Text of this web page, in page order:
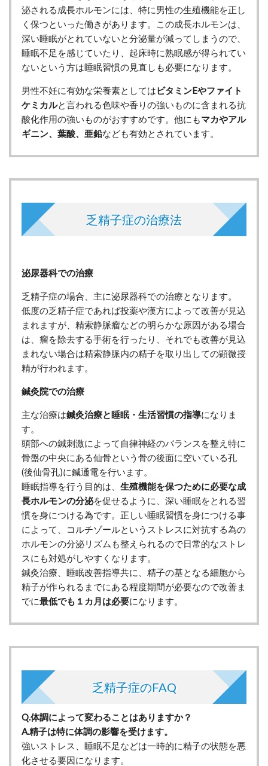
泌される成長ホルモンには、特に男性の生殖機能を正し
く保つといった働きがあります。この成長ホルモンは、
深い睡眠がとれていないと分泌量が減ってしまうので、
睡眠不足を感じていたり、起床時に熟眠感が得られてい
ないという方は睡眠習慣の見直しも必要になります。
男性不妊に有効な栄養素としてはビタミンEやファイト
ケミカルと言われる色味や香りの強いものに含まれる抗
酸化作用の強いものがおすすめです。他にもマカやアル
ギニン、葉酸、亜鉛なども有効とされています。
乏精子症の治療法
泌尿器科での治療
乏精子症の場合、主に泌尿器科での治療となります。
低度の乏精子症であれば投薬や漢方によって改善が見込
まれますが、精索静脈瘤などの明らかな原因がある場合
は、瘤を除去する手術を行ったり、それでも改善が見込
まれない場合は精索静脈内の精子を取り出しての顕微授
精が行われます。
鍼灸院での治療
主な治療は鍼灸治療と睡眠・生活習慣の指導になりま
す。
頭部への鍼刺激によって自律神経のバランスを整え特に
骨盤の中央にある仙骨という骨の後面に空いている孔
(後仙骨孔)に鍼通電を行います。
睡眠指導を行う目的は、 生殖機能を保つために必要な成
長ホルモンの分泌を促せるように、深い睡眠をとれる習
慣を身につける為です。正しい睡眠習慣を身につける事
によって、コルチゾールというストレスに対抗する為の
ホルモンの分泌リズムも整えられるので日常的なストレ
スにも対処がしやすくなります。
鍼灸治療、睡眠改善指導共に、精子の基となる細胞から
精子が作られるまでにある程度期間が必要なので改善ま
でに最低でも１カ月は必要になります。
乏精子症のFAQ
Q.体調によって変わることはありますか？
A.精子は特に体調の影響を受けます。
強いストレス、睡眠不足などは一時的に精子の状態を悪
化させる要因になります。